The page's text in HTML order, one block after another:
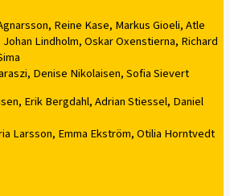
Reine Kase, Markus Gioeli, Atle
Lindholm, Oskar Oxenstierna, Richard
Denise Nikolaisen, Sofia Sievert
Erik Bergdahl, Adrian Stiessel, Daniel
Larsson, Emma Ekström, Otilia Horntvedt